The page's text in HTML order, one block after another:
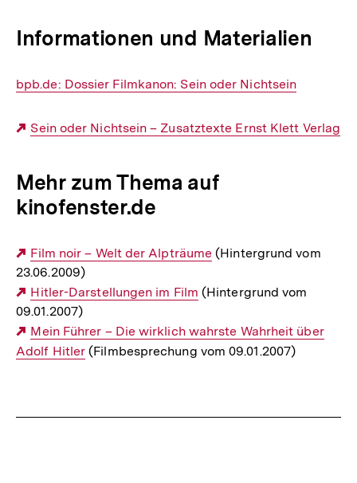
Informationen und Materialien
Interner
bpb.de: Dossier Filmkanon: Sein oder Nichtsein
Externer
Sein oder Nichtsein – Zusatztexte Ernst Klett Verlag
Mehr zum Thema auf
kinofenster.de
Externer
Link:
Film noir – Welt der Alpträume (Hintergrund vom
23.06.2009)
Externer
Link:
Hitler-Darstellungen im Film (Hintergrund vom
09.01.2007)
Externer
Link:
Mein Führer – Die wirklich wahrste Wahrheit über
Adolf Hitler (Filmbesprechung vom 09.01.2007)